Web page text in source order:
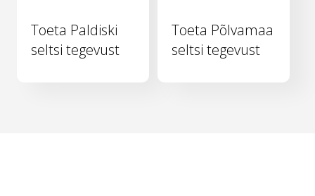
Toeta Paldiski
seltsi tegevust
Toeta Põlvamaa
seltsi tegevust